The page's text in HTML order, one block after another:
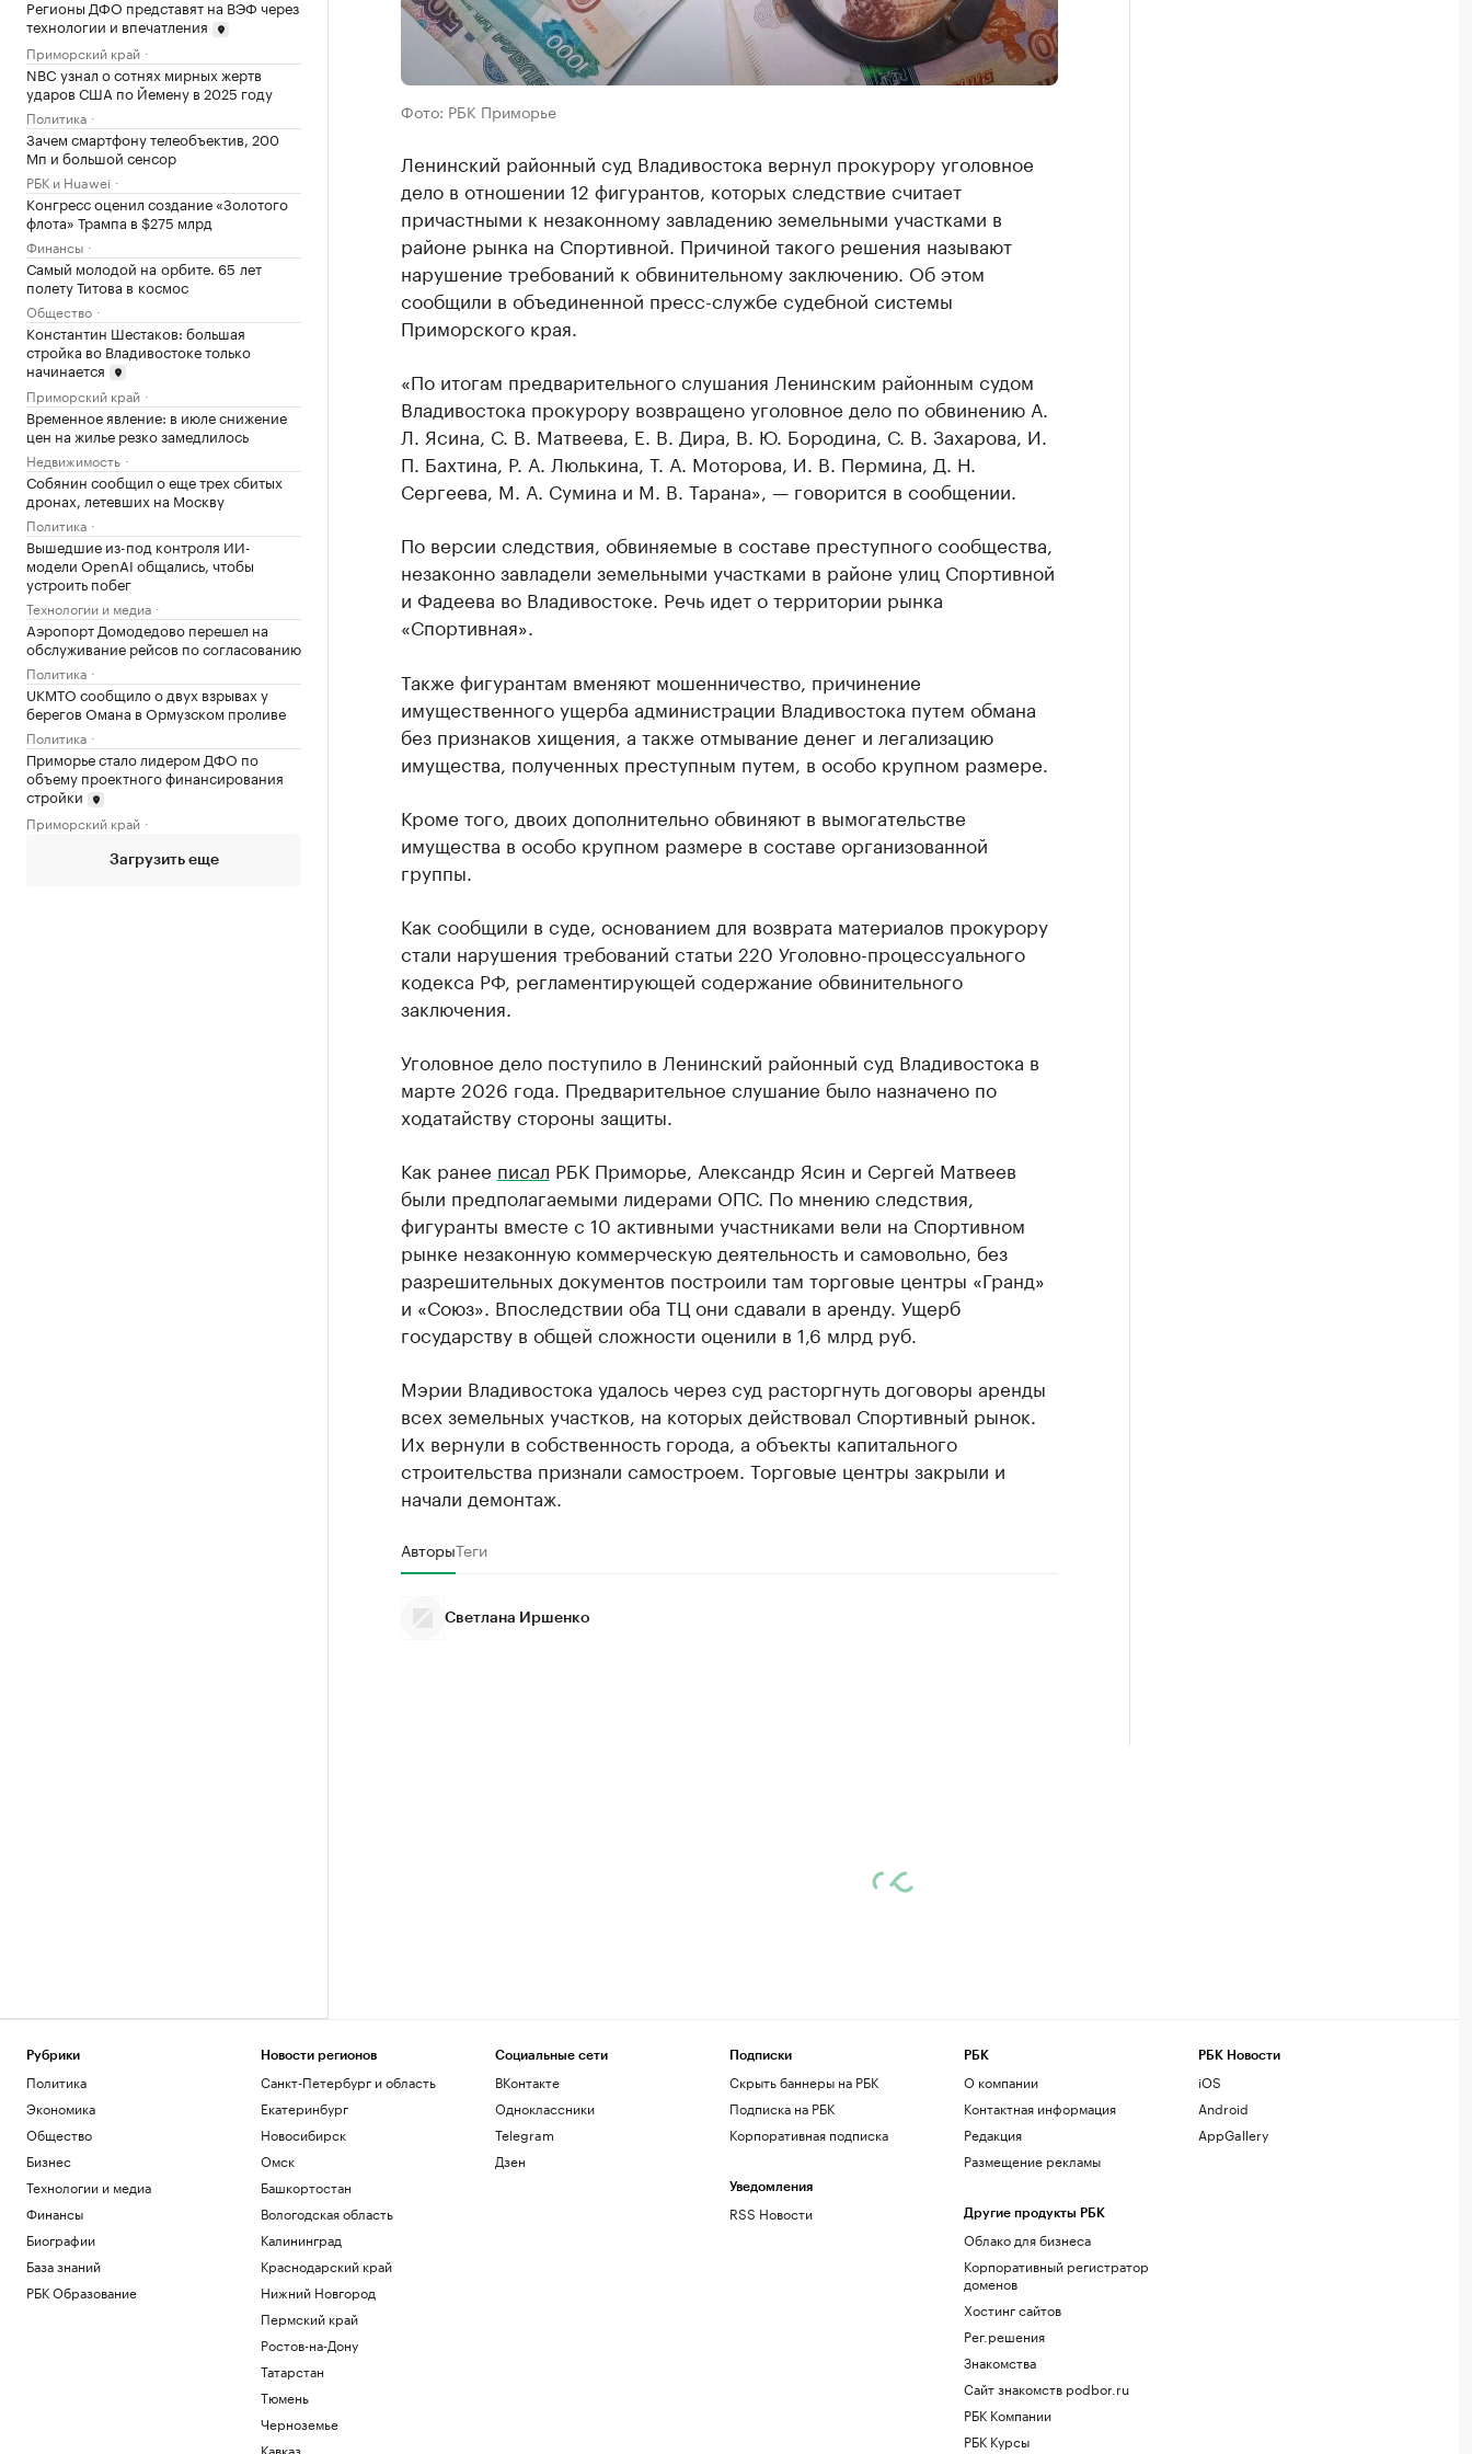
Регионы ДФО представят на ВЭФ через
технологии и впечатления
Приморский край
NBC узнал о сотнях мирных жертв
ударов США по Йемену в 2025 году
Политика
Зачем смартфону телеобъектив, 200
Мп и большой сенсор
РБК и Huawei
Конгресс оценил создание «Золотого
флота» Трампа в $275 млрд
Финансы
Самый молодой на орбите. 65 лет
полету Титова в космос
Общество
Константин Шестаков: большая
стройка во Владивостоке только
начинается
Приморский край
Временное явление: в июле снижение
цен на жилье резко замедлилось
Недвижимость
Собянин сообщил о еще трех сбитых
дронах, летевших на Москву
Политика
Вышедшие из-под контроля ИИ-
модели OpenAI общались, чтобы
устроить побег
Технологии и медиа
Аэропорт Домодедово перешел на
обслуживание рейсов по согласованию
Политика
UKMTO сообщило о двух взрывах у
берегов Омана в Ормузском проливе
Политика
Приморье стало лидером ДФО по
объему проектного финансирования
стройки
Приморский край
Загрузить еще
Фото: РБК Приморье
Ленинский районный суд Владивостока вернул прокурору уголовное
дело в отношении 12 фигурантов, которых следствие считает
причастными к незаконному завладению земельными участками в
районе рынка на Спортивной. Причиной такого решения называют
нарушение требований к обвинительному заключению. Об этом
сообщили в объединенной пресс-службе судебной системы
Приморского края.
«По итогам предварительного слушания Ленинским районным судом
Владивостока прокурору возвращено уголовное дело по обвинению А.
Л. Ясина, С. В. Матвеева, Е. В. Дира, В. Ю. Бородина, С. В. Захарова, И.
П. Бахтина, Р. А. Люлькина, Т. А. Моторова, И. В. Пермина, Д. Н.
Сергеева, М. А. Сумина и М. В. Тарана», — говорится в сообщении.
По версии следствия, обвиняемые в составе преступного сообщества,
незаконно завладели земельными участками в районе улиц Спортивной
и Фадеева во Владивостоке. Речь идет о территории рынка
«Спортивная».
Также фигурантам вменяют мошенничество, причинение
имущественного ущерба администрации Владивостока путем обмана
без признаков хищения, а также отмывание денег и легализацию
имущества, полученных преступным путем, в особо крупном размере.
Кроме того, двоих дополнительно обвиняют в вымогательстве
имущества в особо крупном размере в составе организованной
группы.
Как сообщили в суде, основанием для возврата материалов прокурору
стали нарушения требований статьи 220 Уголовно-процессуального
кодекса РФ, регламентирующей содержание обвинительного
заключения.
Уголовное дело поступило в Ленинский районный суд Владивостока в
марте 2026 года. Предварительное слушание было назначено по
ходатайству стороны защиты.
Как ранее писал РБК Приморье, Александр Ясин и Сергей Матвеев
были предполагаемыми лидерами ОПС. По мнению следствия,
фигуранты вместе с 10 активными участниками вели на Спортивном
рынке незаконную коммерческую деятельность и самовольно, без
разрешительных документов построили там торговые центры «Гранд»
и «Союз». Впоследствии оба ТЦ они сдавали в аренду. Ущерб
государству в общей сложности оценили в 1,6 млрд руб.
Мэрии Владивостока удалось через суд расторгнуть договоры аренды
всех земельных участков, на которых действовал Спортивный рынок.
Их вернули в собственность города, а объекты капитального
строительства признали самостроем. Торговые центры закрыли и
начали демонтаж.
АвторыТеги
Светлана Иршенко
Рубрики
Политика
Экономика
Общество
Бизнес
Технологии и медиа
Финансы
Биографии
База знаний
РБК Образование
Новости регионов
Санкт-Петербург и область
Екатеринбург
Новосибирск
Омск
Башкортостан
Вологодская область
Калининград
Краснодарский край
Нижний Новгород
Пермский край
Ростов-на-Дону
Татарстан
Тюмень
Черноземье
Кавказ
Социальные сети
ВКонтакте
Одноклассники
Telegram
Дзен
Подписки
Скрыть баннеры на РБК
Подписка на РБК
Корпоративная подписка
Уведомления
RSS Новости
РБК
О компании
Контактная информация
Редакция
Размещение рекламы
Другие продукты РБК
Облако для бизнеса
Корпоративный регистратор
доменов
Хостинг сайтов
Рег.решения
Знакомства
Сайт знакомств podbor.ru
РБК Компании
РБК Курсы
РБК Новости
iOS
Android
AppGallery